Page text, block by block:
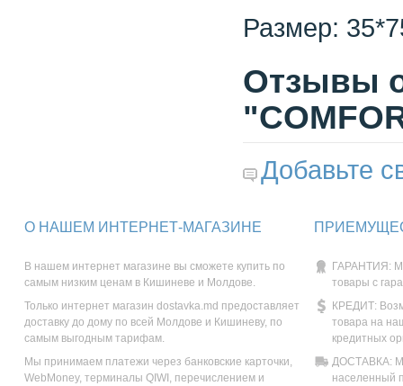
Размер:
Отзывы
Добавьте
О НАШЕМ ИНТЕРНЕТ-МАГАЗИНЕ
В нашем интернет магазине вы сможете купить по
самым низким ценам в Кишиневе и Молдове.
Только интернет магазин dostavka.md предоставляет
доставку до дому по всей Молдове и Кишиневу, по
самым выгодным тарифам.
Мы принимаем платежи через банковские карточки,
WebMoney, терминалы QIWI, перечислением и
ГАРАНТИЯ:
товары с
КРЕДИТ:
товара на
кредитных
ДОСТАВКА:
населенный